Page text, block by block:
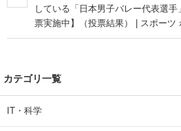
している「日本男子バレー代表選
票実施中】（投票結果） | スポーツ
カテゴリ一覧
IT・科学